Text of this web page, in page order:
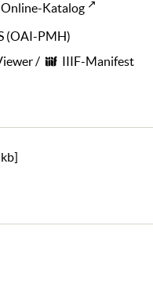
Online-Katalog
(OAI-PMH)
/ IIIF-Manifest
]